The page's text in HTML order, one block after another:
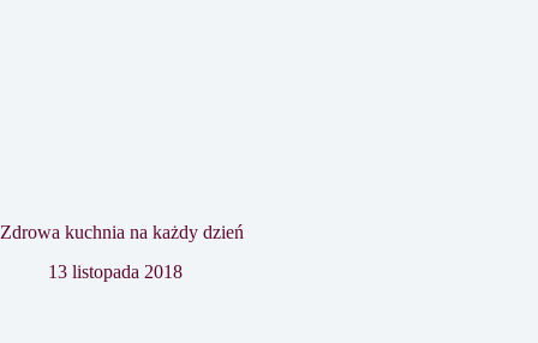
Zdrowa kuchnia na każdy dzień
13 listopada 2018